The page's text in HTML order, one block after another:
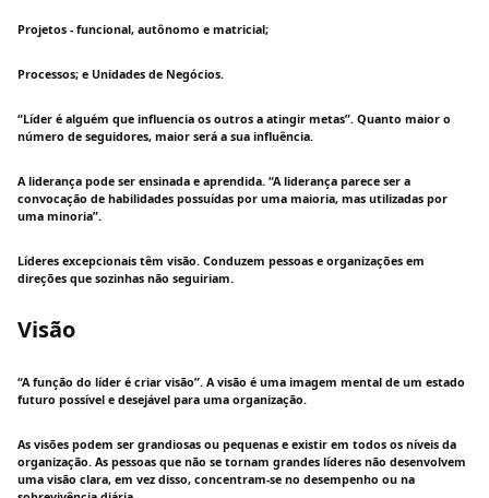
Projetos - funcional, autônomo e matricial;
Processos; e Unidades de Negócios.
“Líder é alguém que influencia os outros a atingir metas”. Quanto maior o
número de seguidores, maior será a sua influência.
A liderança pode ser ensinada e aprendida. “A liderança parece ser a
convocação de habilidades possuídas por uma maioria, mas utilizadas por
uma minoria”.
Líderes excepcionais têm visão. Conduzem pessoas e organizações em
direções que sozinhas não seguiriam.
Visão
“A função do líder é criar visão”. A visão é uma imagem mental de um estado
futuro possível e desejável para uma organização.
As visões podem ser grandiosas ou pequenas e existir em todos os níveis da
organização. As pessoas que não se tornam grandes líderes não desenvolvem
uma visão clara, em vez disso, concentram-se no desempenho ou na